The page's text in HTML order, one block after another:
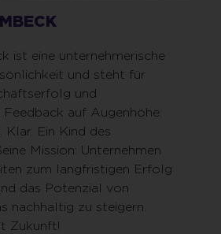
ist eine unternehmerische
und steht für
und
auf Augenhöhe:
Klar. Ein Kind des
Mission: Unternehmen
zum langfristigen Erfolg
das Potenzial von
nachhaltig zu steigern.
Zukunft!